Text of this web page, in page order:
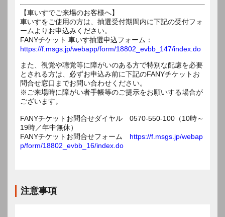
【車いすでご来場のお客様へ】
車いすをご使用の方は、抽選受付期間内に下記の受付フォ
ームよりお申込みください。
FANYチケット 車いす抽選申込フォーム：
https://f.msgs.jp/webapp/form/18802_evbb_147/index.do
また、視覚や聴覚等に障がいのある方で特別な配慮を必要
とされる方は、必ずお申込み前に下記のFANYチケットお
問合せ窓口までお問い合わせください。
※ご来場時に障がい者手帳等のご提示をお願いする場合が
ございます。
FANYチケットお問合せダイヤル 0570-550-100（10時～
19時／年中無休）
FANYチケットお問合せフォーム https://f.msgs.jp/webap
p/form/18802_evbb_16/index.do
注意事項